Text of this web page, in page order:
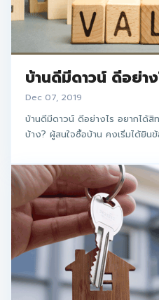
บ้านดีมีดาวน์ ดีอย่าง
Dec 07, 2019
บ้านดีมีดาวน์ ดีอย่างไร อยากได้สิ
บ้าง? ผู้สนใจซื้อบ้าน คงเริ่มได้ยิน